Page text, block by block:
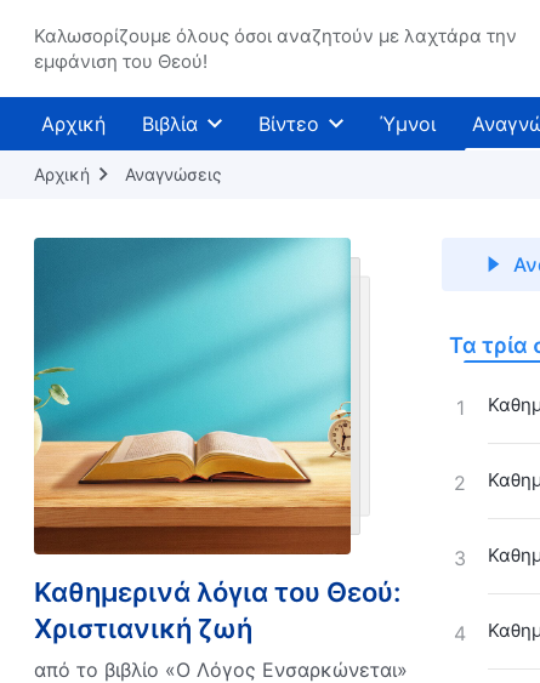
Καλωσορίζουμε όλους όσοι αναζητούν με λαχτάρα την
εμφάνιση του Θεού!
Αρχική Βιβλία Βίντεο Ύμνοι
Αρχική Αναγνώσεις
Καθημερινά λόγια του Θεού:
Χριστιανική ζωή
από το βιβλίο «Ο Λόγος Ενσαρκώνεται»
Τα τρία
1
2
3
4